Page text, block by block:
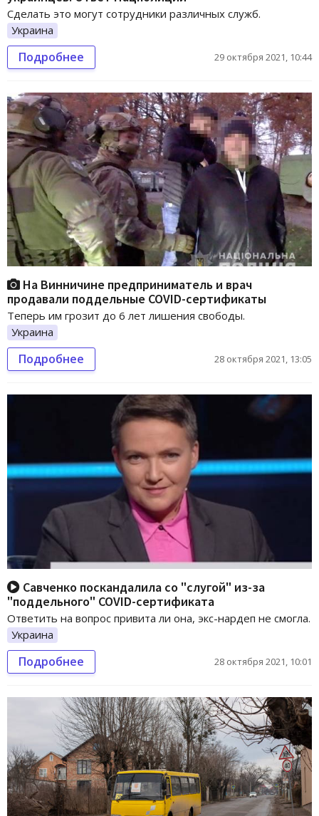
Сделать это могут сотрудники различных служб.
Украина
Подробнее 29 октября 2021, 10:44
На Винничине предприниматель и врач
продавали поддельные COVID-сертификаты
Теперь им грозит до 6 лет лишения свободы.
Украина
Подробнее 28 октября 2021, 13:05
Савченко поскандалила со "слугой" из-за
"поддельного" COVID-сертификата
Ответить на вопрос привита ли она, экс-нардеп не смогла.
Украина
Подробнее 28 октября 2021, 10:01